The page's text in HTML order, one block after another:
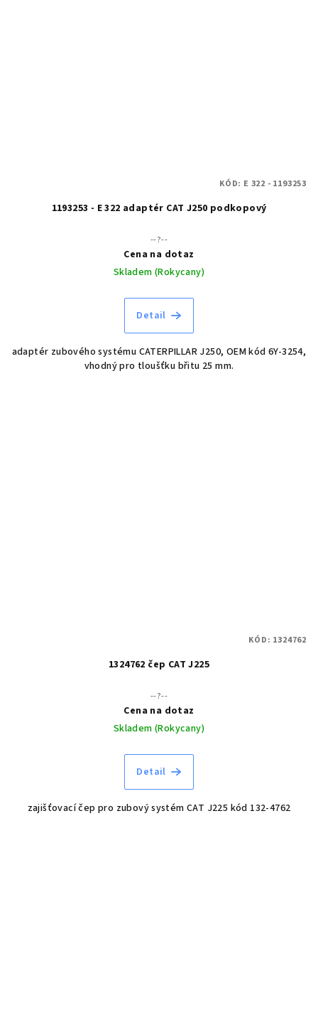
1193253 - E 322 adaptér CAT J250 podkopový
--?--
Cena na dotaz
Skladem (Rokycany)
Detail
adaptér zubového systému CATERPILLAR J250, OEM kód 6Y-3254,
vhodný pro tloušťku břitu 25 mm.
KÓD: E 322 - 1193253
1324762 čep CAT J225
--?--
Cena na dotaz
Skladem (Rokycany)
Detail
zajišťovací čep pro zubový systém CAT J225 kód 132-4762
KÓD: 1324762